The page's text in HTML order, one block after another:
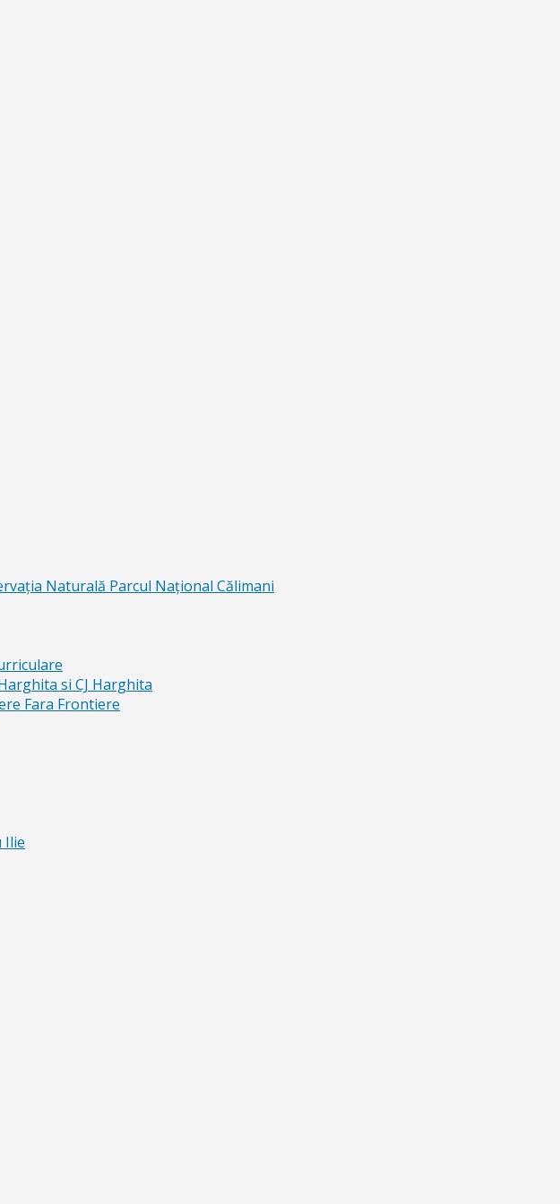
Naturală Parcul Naţional Călimani
si CJ Harghita
Fara Frontiere
Ilie